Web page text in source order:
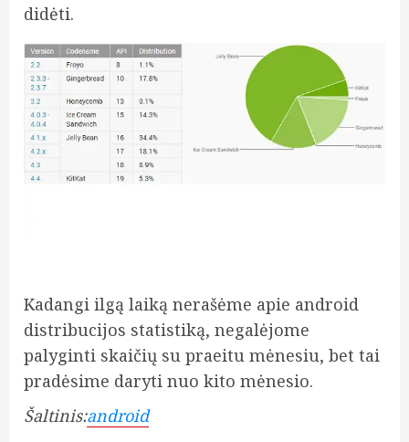
didėti.
Kadangi ilgą laiką nerašėme apie android
distribucijos statistiką, negalėjome
palyginti skaičių su praeitu mėnesiu, bet tai
pradėsime daryti nuo kito mėnesio.
Šaltinis:android